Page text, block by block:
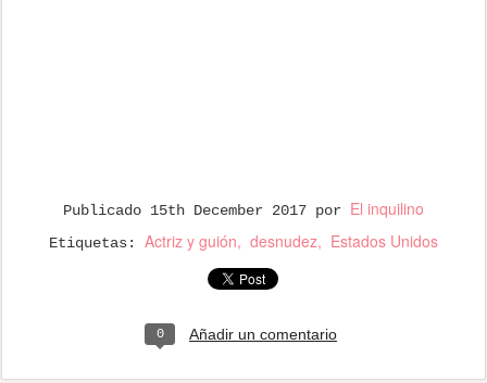
Publicado 15th December 2017 por El inquilino
Etiquetas: Actriz y guión desnudez Estados Unidos
0 Añadir un comentario